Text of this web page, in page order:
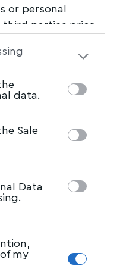
or personal
third parties prior
your personal
This
by us to
disclose it to
data.
Sale
Data
my